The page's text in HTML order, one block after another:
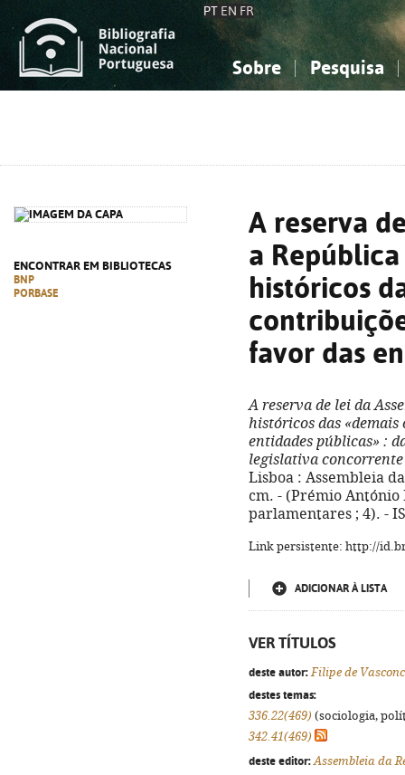
PT EN FR
Sobre Pesquisa
ENCONTRAR EM BIBLIOTECAS
BNP
PORBASE
A reserva
a República
históricos
favor das
A reserva de lei da
históricos das
entidades públicas» :
legislativa concorrente
Lisboa : Assembleia
cm. - (Prémio António
parlamentares ; 4). -
Link persistente: http://
ADICIONAR À LISTA
VER TÍTULOS
deste autor: Filipe de
destes temas:
336.22(469) (sociologia,
342.41(469)
deste editor: Assembleia da